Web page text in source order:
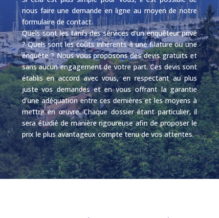
nous faire une demande en ligne au moyen de notre
formulaire de contact.
Quels sont les tarifs des services d’un enquêteur privé
? Quels sont les coûts inhérents à une filature ou une
enquête ? Nous vous proposons des devis gratuits et
sans aucun engagement de votre part. Ces devis sont
établis en accord avec vous, en respectant au plus
juste vos demandes et en vous offrant la garantie
d’une adéquation entre ces dernières et les moyens à
mettre en œuvre. Chaque dossier étant particulier, il
sera étudié de manière rigoureuse afin de proposer le
prix le plus avantageux compte tenu de vos attentes.